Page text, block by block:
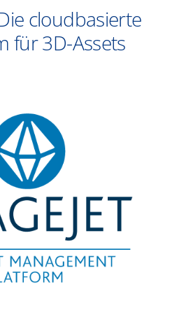
cloudbasierte
für 3D-Assets